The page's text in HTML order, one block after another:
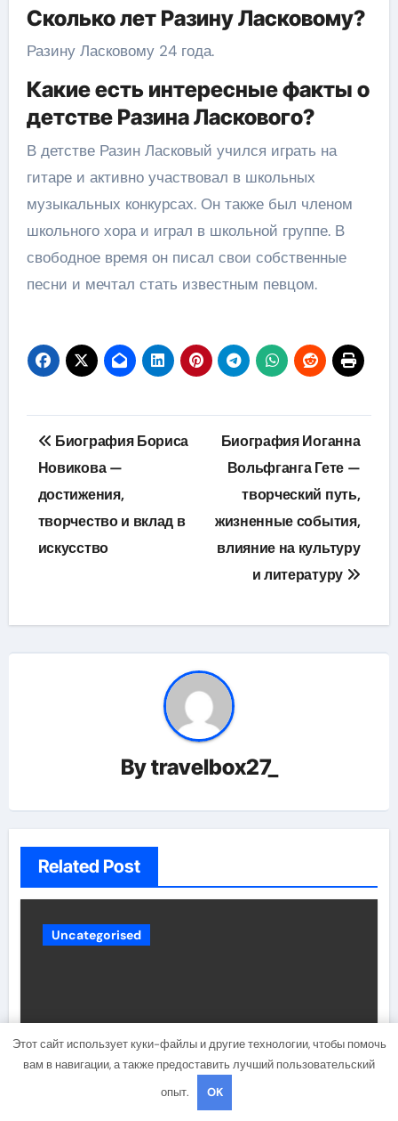
Сколько лет Разину Ласковому?
Разину Ласковому 24 года.
Какие есть интересные факты о
детстве Разина Ласкового?
В детстве Разин Ласковый учился играть на
гитаре и активно участвовал в школьных
музыкальных конкурсах. Он также был членом
школьного хора и играл в школьной группе. В
свободное время он писал свои собственные
песни и мечтал стать известным певцом.
Навигация
по
записям
Биография Бориса
Новикова —
достижения,
творчество и вклад в
искусство
Биография Иоганна
Вольфганга Гете —
творческий путь,
жизненные события,
влияние на культуру
и литературу
Bytravelbox27_
Related Post
Uncategorised
Состав и биография российской
Этот сайт использует куки-файлы и другие технологии, чтобы помочь
вам в навигации, а также предоставить лучший пользовательский
опыт.
OK